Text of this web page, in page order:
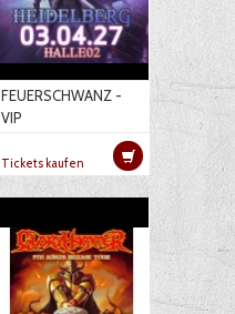
FEUERSCHWANZ -
VIP
Tickets kaufen